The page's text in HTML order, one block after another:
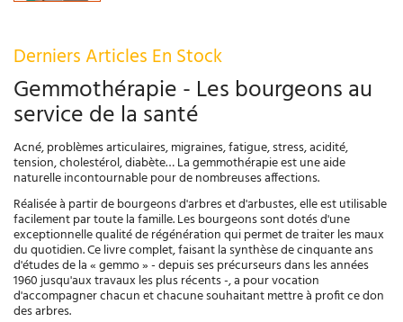
Derniers Articles En Stock
Gemmothérapie - Les bourgeons au
service de la santé
Acné, problèmes articulaires, migraines, fatigue, stress, acidité,
tension, cholestérol, diabète… La gemmothérapie est une aide
naturelle incontournable pour de nombreuses affections.
Réalisée à partir de bourgeons d'arbres et d'arbustes, elle est utilisable
facilement par toute la famille. Les bourgeons sont dotés d'une
exceptionnelle qualité de régénération qui permet de traiter les maux
du quotidien. Ce livre complet, faisant la synthèse de cinquante ans
d'études de la « gemmo » - depuis ses précurseurs dans les années
1960 jusqu'aux travaux les plus récents -, a pour vocation
d'accompagner chacun et chacune souhaitant mettre à profit ce don
des arbres.